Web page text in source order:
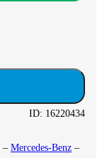
ID: 16220434
– Mercedes-Benz –